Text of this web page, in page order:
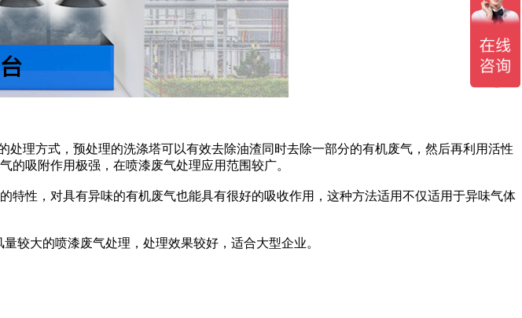
理方式，预处理的洗涤塔可以有效去除油渣同时去除一部分的有机废气，然后再利用活性
吸附作用极强，在喷漆废气处理应用范围较广。
性，对具有异味的有机废气也能具有很好的吸收作用，这种方法适用不仅适用于异味气体
较大的喷漆废气处理，处理效果较好，适合大型企业。